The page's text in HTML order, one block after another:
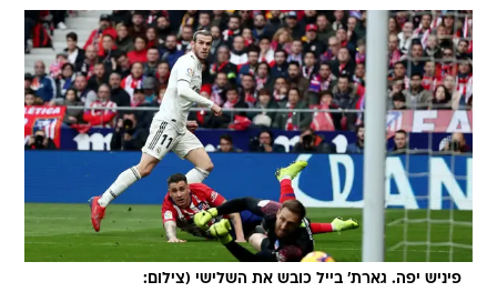
פיניש יפה. גארת' בייל כובש את השלישי (צילום: